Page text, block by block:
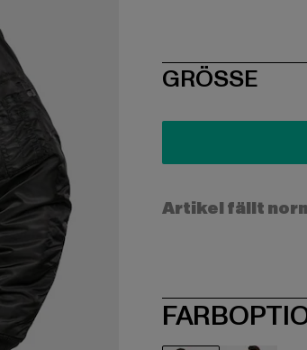
SIZE
GRÖSSE
Artikel fällt